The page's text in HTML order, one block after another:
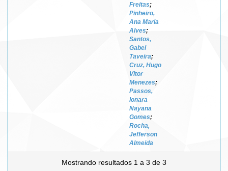
Freitas;
Pinheiro,
Ana Maria
Alves;
Santos,
Gabel
Taveira;
Cruz, Hugo
Vitor
Menezes;
Passos,
Ionara
Nayana
Gomes;
Rocha,
Jefferson
Almeida
Mostrando resultados 1 a 3 de 3